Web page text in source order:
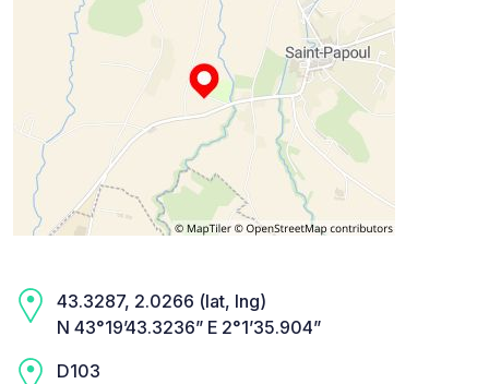
43.3287, 2.0266 (lat, lng)
N 43°19’43.3236” E 2°1’35.904”
D103